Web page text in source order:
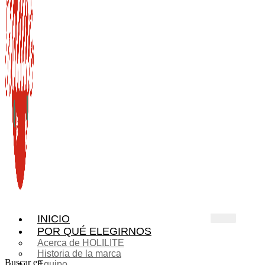
INICIO
POR QUÉ ELEGIRNOS
Acerca de HOLILITE
Historia de la marca
Buscar en